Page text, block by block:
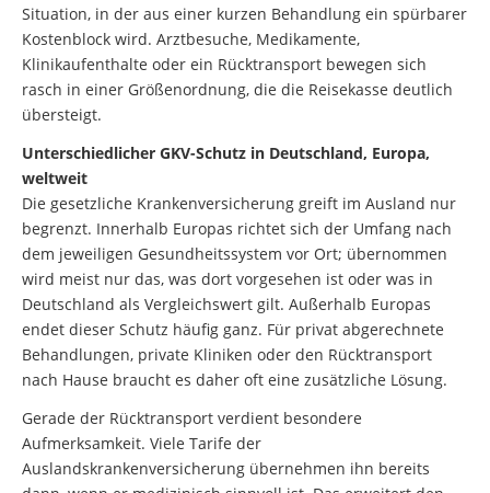
Situation, in der aus einer kurzen Behandlung ein spürbarer
Kostenblock wird. Arztbesuche, Medikamente,
Klinikaufenthalte oder ein Rücktransport bewegen sich
rasch in einer Größenordnung, die die Reisekasse deutlich
übersteigt.
Unterschiedlicher GKV-Schutz in Deutschland, Europa,
weltweit
Die gesetzliche Krankenversicherung greift im Ausland nur
begrenzt. Innerhalb Europas richtet sich der Umfang nach
dem jeweiligen Gesundheitssystem vor Ort; übernommen
wird meist nur das, was dort vorgesehen ist oder was in
Deutschland als Vergleichswert gilt. Außerhalb Europas
endet dieser Schutz häufig ganz. Für privat abgerechnete
Behandlungen, private Kliniken oder den Rücktransport
nach Hause braucht es daher oft eine zusätzliche Lösung.
Gerade der Rücktransport verdient besondere
Aufmerksamkeit. Viele Tarife der
Auslandskrankenversicherung übernehmen ihn bereits